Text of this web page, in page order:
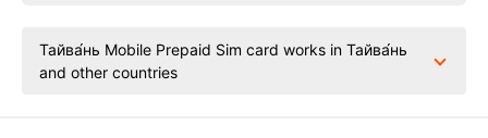
Тайва́нь Mobile Prepaid Sim card works in Тайва́нь
and other countries